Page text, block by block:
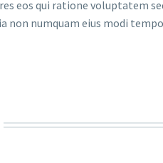
eos qui ratione voluptatem
non numquam eius modi